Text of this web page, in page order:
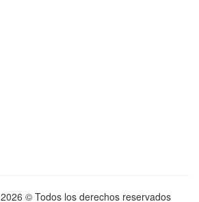
2026 © Todos los derechos reservados